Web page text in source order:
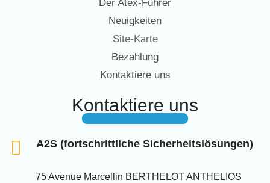
Der Atex-Führer
Neuigkeiten
Site-Karte
Bezahlung
Kontaktiere uns
Kontaktiere uns
A2S (fortschrittliche Sicherheitslösungen)
75 Avenue Marcellin BERTHELOT ANTHELIOS